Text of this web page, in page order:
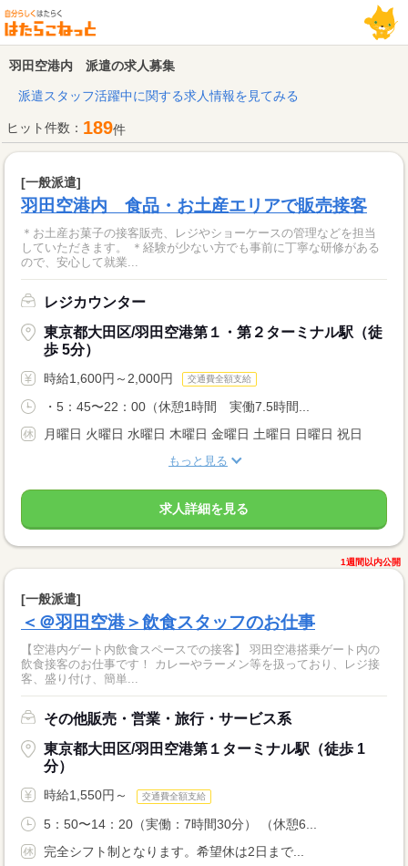
羽田空港内 派遣の求人募集
派遣スタッフ活躍中に関する求人情報を見てみる
ヒット件数： 189件
[一般派遣]
羽田空港内 食品・お土産エリアで販売接客
＊お土産お菓子の接客販売、レジやショーケースの管理などを担当
していただきます。 ＊経験が少ない方でも事前に丁寧な研修がある
ので、安心して就業...
レジカウンター
東京都大田区/羽田空港第１・第２ターミナル駅（徒
歩 5分）
時給1,600円～2,000円 交通費全額支給
・5：45〜22：00（休憩1時間 実働7.5時間...
月曜日 火曜日 水曜日 木曜日 金曜日 土曜日 日曜日 祝日
もっと見る
求人詳細を見る
1週間以内公開
[一般派遣]
＜＠羽田空港＞飲食スタッフのお仕事
【空港内ゲート内飲食スペースでの接客】 羽田空港搭乗ゲート内の
飲食接客のお仕事です！ カレーやラーメン等を扱っており、レジ接
客、盛り付け、簡単...
その他販売・営業・旅行・サービス系
東京都大田区/羽田空港第１ターミナル駅（徒歩 1
分）
時給1,550円～ 交通費全額支給
5：50〜14：20（実働：7時間30分） （休憩6...
完全シフト制となります。希望休は2日まで...